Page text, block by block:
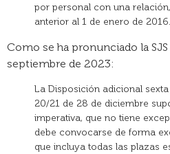
por personal con una
anterior al 1 de enero de 2016.
Como se ha pronunciado la SJS
septiembre de 2023:
La Disposición adicional
20/21 de 28 de diciembre
imperativa, que no tiene
debe convocarse de forma
que incluya todas las plazas